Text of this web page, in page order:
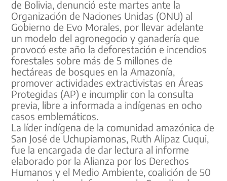
de Bolivia, denunció este martes ante la
Organización de Naciones Unidas (ONU) al
Gobierno de Evo Morales, por llevar adelante
un modelo del agronegocio y ganadería que
provocó este año la deforestación e incendios
forestales sobre más de 5 millones de
hectáreas de bosques en la Amazonía,
promover actividades extractivistas en Áreas
Protegidas (AP) e incumplir con la consulta
previa, libre a informada a indígenas en ocho
casos emblemáticos.
La líder indígena de la comunidad amazónica de
San José de Uchupiamonas, Ruth Alipaz Cuqui,
fue la encargada de dar lectura al informe
elaborado por la Alianza por los Derechos
Humanos y el Medio Ambiente, coalición de 50